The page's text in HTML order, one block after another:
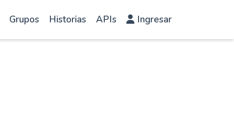
Grupos Historias APIs Ingresar